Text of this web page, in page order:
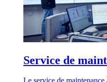
Service de